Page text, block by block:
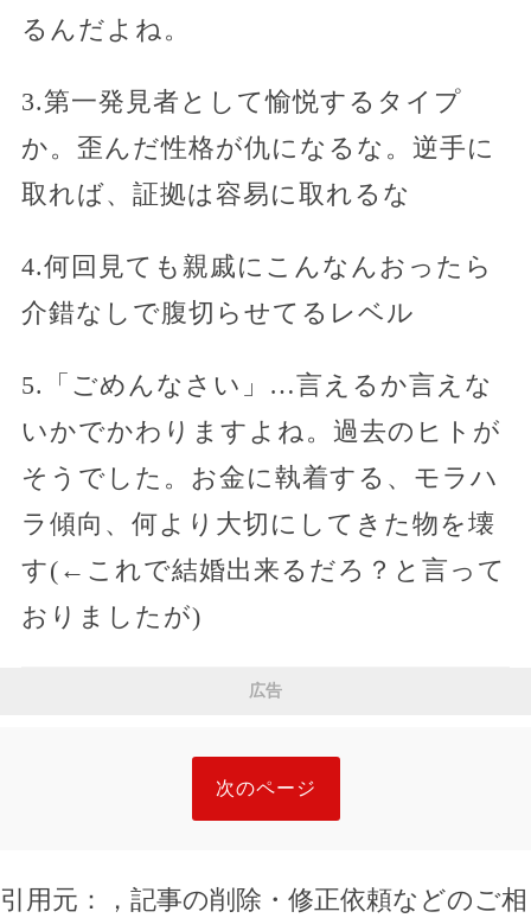
るんだよね。
3.第一発見者として愉悦するタイプ
か。歪んだ性格が仇になるな。逆手に
取れば、証拠は容易に取れるな
4.何回見ても親戚にこんなんおったら
介錯なしで腹切らせてるレベル
5.「ごめんなさい」…言えるか言えな
いかでかわりますよね。過去のヒトが
そうでした。お金に執着する、モラハ
ラ傾向、何より大切にしてきた物を壊
す(←これで結婚出来るだろ？と言って
おりましたが)
広告
次のページ
引用元： ，記事の削除・修正依頼などのご相